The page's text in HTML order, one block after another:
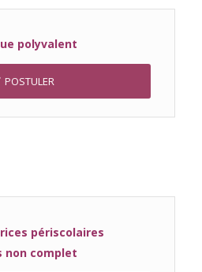
polyvalent
POSTULER
périscolaires
non complet